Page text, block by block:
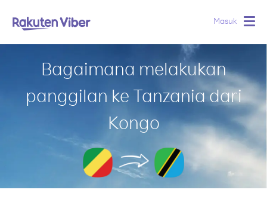
Masuk
Bagaimana melakukan
panggilan ke Tanzania dari
Kongo